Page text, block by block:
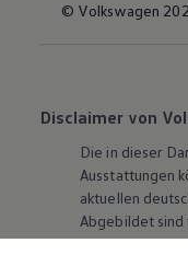
© Volkswagen
Disclaimer von
Die in dieser
Ausstattungen
aktuellen
Abgebildet
Fahrzeuge